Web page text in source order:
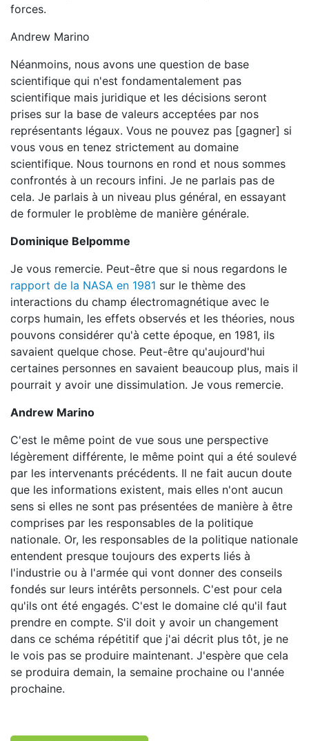
forces.
Andrew Marino
Néanmoins, nous avons une question de base
scientifique qui n'est fondamentalement pas
scientifique mais juridique et les décisions seront
prises sur la base de valeurs acceptées par nos
représentants légaux. Vous ne pouvez pas [gagner] si
vous vous en tenez strictement au domaine
scientifique. Nous tournons en rond et nous sommes
confrontés à un recours infini. Je ne parlais pas de
cela. Je parlais à un niveau plus général, en essayant
de formuler le problème de manière générale.
Dominique Belpomme
Je vous remercie. Peut-être que si nous regardons le
rapport de la NASA en 1981 sur le thème des
interactions du champ électromagnétique avec le
corps humain, les effets observés et les théories, nous
pouvons considérer qu'à cette époque, en 1981, ils
savaient quelque chose. Peut-être qu'aujourd'hui
certaines personnes en savaient beaucoup plus, mais il
pourrait y avoir une dissimulation. Je vous remercie.
Andrew Marino
C'est le même point de vue sous une perspective
légèrement différente, le même point qui a été soulevé
par les intervenants précédents. Il ne fait aucun doute
que les informations existent, mais elles n'ont aucun
sens si elles ne sont pas présentées de manière à être
comprises par les responsables de la politique
nationale. Or, les responsables de la politique nationale
entendent presque toujours des experts liés à
l'industrie ou à l'armée qui vont donner des conseils
fondés sur leurs intérêts personnels. C'est pour cela
qu'ils ont été engagés. C'est le domaine clé qu'il faut
prendre en compte. S'il doit y avoir un changement
dans ce schéma répétitif que j'ai décrit plus tôt, je ne
le vois pas se produire maintenant. J'espère que cela
se produira demain, la semaine prochaine ou l'année
prochaine.